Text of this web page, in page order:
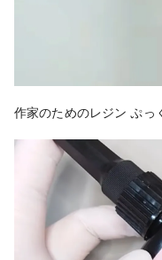
作家のためのレジン ぷっ